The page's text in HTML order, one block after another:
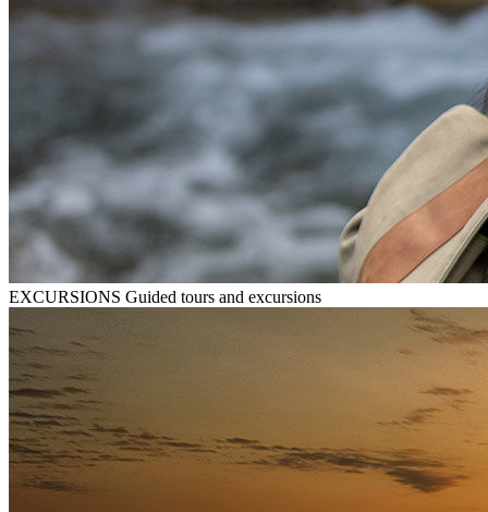
EXCURSIONS Guided tours and excursions